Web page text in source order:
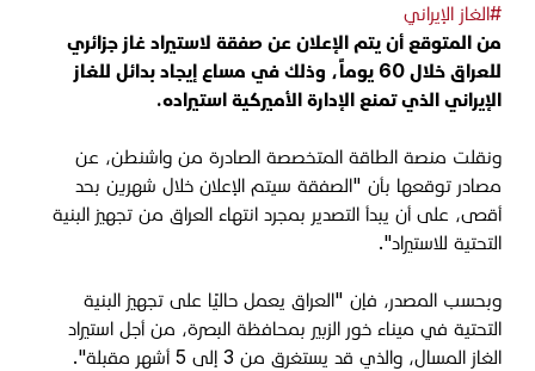
#الغاز الإيراني
من المتوقع أن يتم الإعلان عن صفقة لاستيراد غاز جزائري
للعراق خلال 60 يوماً، وذلك في مساع إيجاد بدائل للغاز
الإيراني الذي تمنع الإدارة الأميركية استيراده.
ونقلت منصة الطاقة المتخصصة الصادرة من واشنطن، عن
مصادر توقعها بأن "الصفقة سيتم الإعلان خلال شهرين بحد
أقصى، على أن يبدأ التصدير بمجرد انتهاء العراق من تجهيز البنية
التحتية للاستيراد".
وبحسب المصدر، فإن "العراق يعمل حاليًا على تجهيز البنية
التحتية في ميناء خور الزبير بمحافظة البصرة، من أجل استيراد
الغاز المسال، والذي قد يستغرق من 3 إلى 5 أشهر مقبلة".